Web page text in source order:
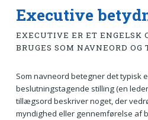
Executive
EXECUTIVE ER ET ENGELSK
BRUGES SOM NAVNEORD OG
Som navneord betegner det typisk
beslutningstagende stilling (en
tillægsord beskriver noget, der
myndighed eller gennemførelse af